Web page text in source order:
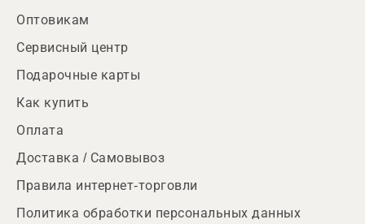
Оптовикам
Сервисный центр
Подарочные карты
Как купить
Оплата
Доставка / Самовывоз
Правила интернет-торговли
Политика обработки персональных данных